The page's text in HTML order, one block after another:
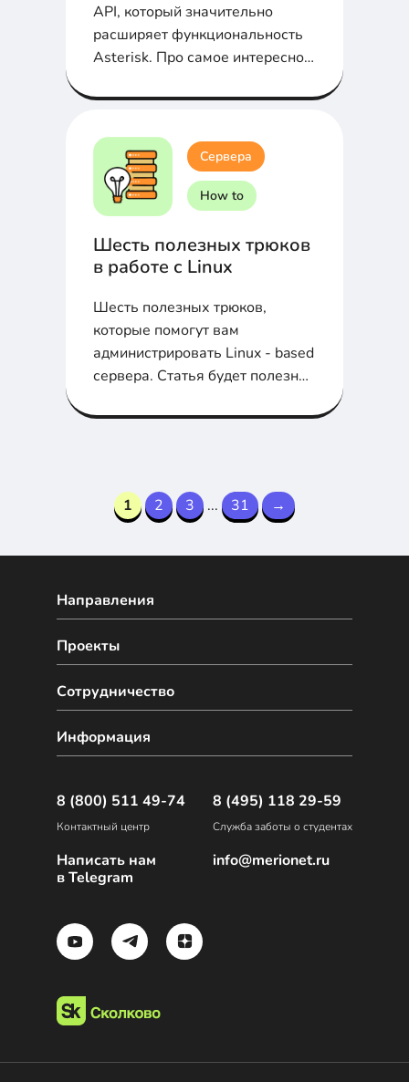
API, который значительно
расширяет функциональность
Asterisk. Про самое интересное
Сервера
How to
Шесть полезных трюков
в работе с Linux
Шесть полезных трюков,
которые помогут вам
администрировать Linux - based
сервера. Статья будет полезна
1 2 3 ... 31 →
Направления
Сотрудничество
Проекты
Информация
8 (800) 511 49-74
Контактный центр
Написать нам
в Telegram
8 (495) 118 29-59
Служба заботы о студентах
info@merionet.ru